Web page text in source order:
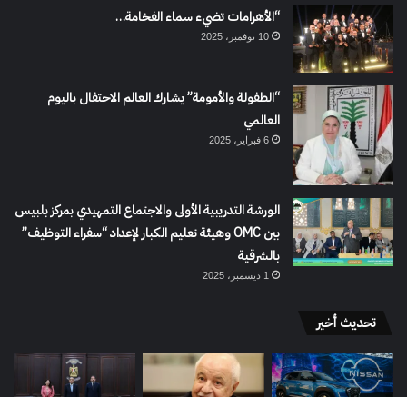
“الأهرامات تضيء سماء الفخامة…
10 نوفمبر، 2025
“الطفولة والأمومة” يشارك العالم الاحتفال باليوم
العالمي
6 فبراير، 2025
الورشة التدريبية الأولى والاجتماع التمهيدي بمركز بلبيس
بين OMC وهيئة تعليم الكبار لإعداد “سفراء التوظيف”
بالشرقية
1 ديسمبر، 2025
تحديث أخير